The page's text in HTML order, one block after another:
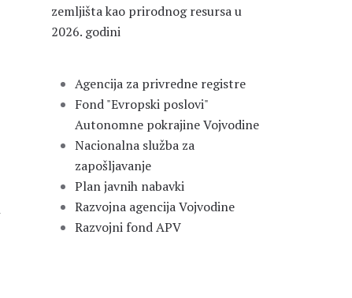
zemljišta kao prirodnog resursa u
2026. godini
Agencija za privredne registre
Fond "Evropski poslovi"
Autonomne pokrajine Vojvodine
Nacionalna služba za
zapošljavanje
Plan javnih nabavki
Razvojna agencija Vojvodine
Razvojni fond APV